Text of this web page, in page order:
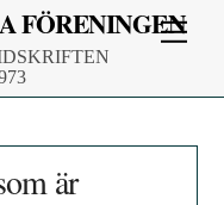
FÖRENINGEN
är